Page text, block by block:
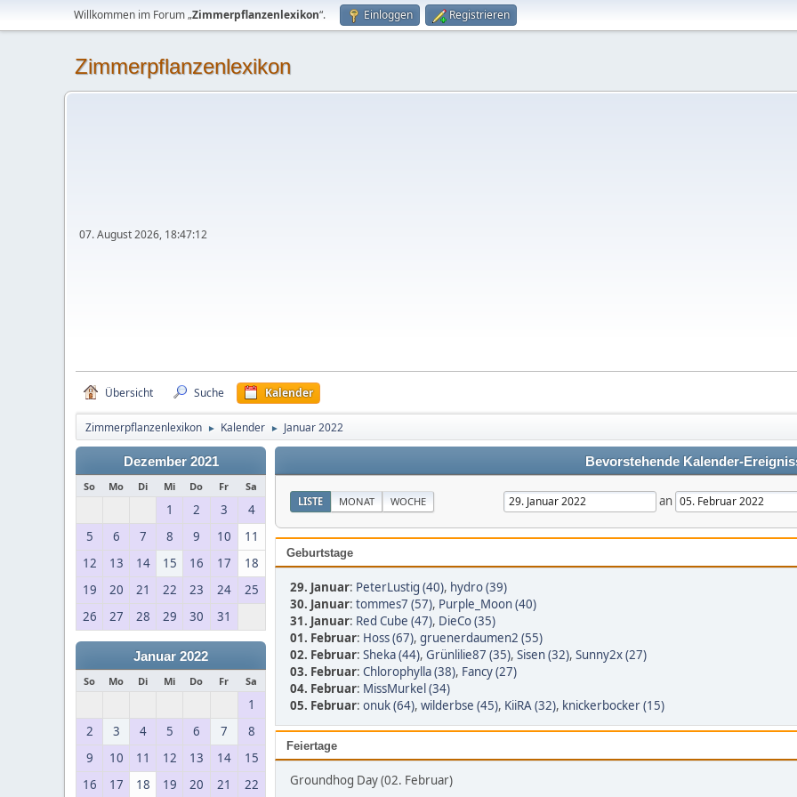
Willkommen im Forum „Zimmerpflanzenlexikon“. Einloggen Registrieren
Zimmerpflanzenlexikon
07. August 2026, 18:47:12
Übersicht Suche Kalender
Zimmerpflanzenlexikon ► Kalender ► Januar 2022
Dezember 2021
So Mo Di Mi Do Fr Sa
1 2 3
4
5
6 7 8 9 10
11
12
13 14 15 16 17
18
19
20 21 22 23 24
25
26
27 28 29 30 31
Januar 2022
So Mo Di Mi Do Fr Sa
1
2
3 4 5 6 7
8
9
10 11 12 13 14
15
16
17 18 19 20 21 22
Bevorstehende Kalender-
LISTE MONAT WOCHE an
Geburtstage
29. Januar: PeterLustig (40), hydro (39)
30. Januar: tommes7 (57), Purple_Moon (40)
31. Januar: Red Cube (47), DieCo (35)
01. Februar: Hoss (67), gruenerdaumen2 (55)
02. Februar: Sheka (44), Grünlilie87 (35), Sisen (32), Sunny2x (27)
03. Februar: Chlorophylla (38), Fancy (27)
04. Februar: MissMurkel (34)
05. Februar: onuk (64), wilderbse (45), KiiRA (32), knickerbocker (15)
Feiertage
Groundhog Day (02. Februar)